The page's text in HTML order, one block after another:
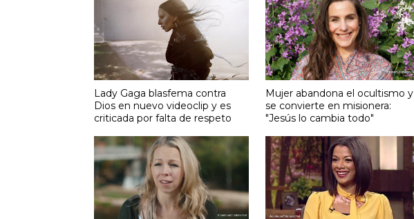
Lady Gaga blasfema contra
Dios en nuevo videoclip y es
criticada por falta de respeto
Mujer abandona el ocultismo y
se convierte en misionera:
"Jesús lo cambia todo"